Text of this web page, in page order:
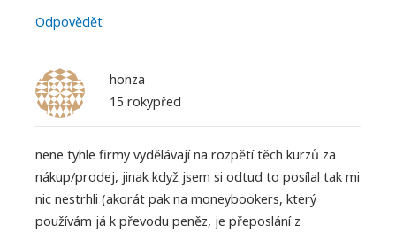
Odpovědět
honza
15 rokypřed
nene tyhle firmy vydělávají na rozpětí těch kurzů za
nákup/prodej, jinak když jsem si odtud to posílal tak mi
nic nestrhli (akorát pak na moneybookers, který
používám já k převodu peněz, je přeposlání z